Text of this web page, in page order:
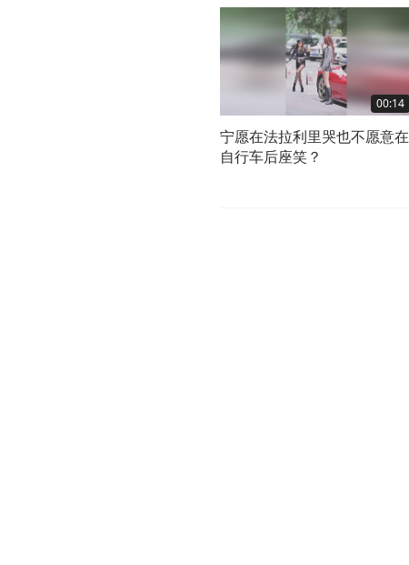
00:14
宁愿在法拉利里哭也不愿意在
自行车后座笑？